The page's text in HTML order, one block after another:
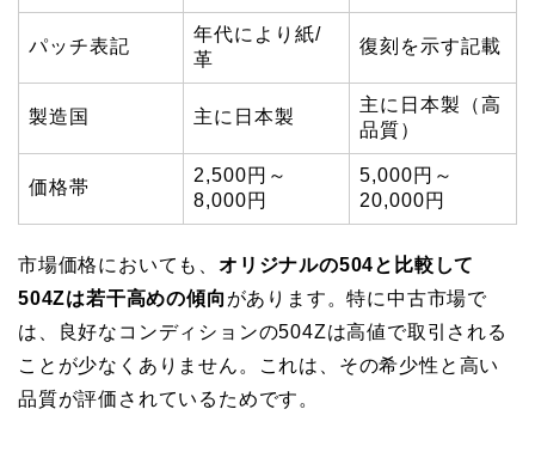
パッチ表記
年代により紙/
革
復刻を示す記載
製造国 主に日本製
主に日本製（高
品質）
価格帯
2,500円～
8,000円
5,000円～
20,000円
市場価格においても、 オリジナルの504と比較して
504Zは若干高めの傾向 があります。特に中古市場で
は、良好なコンディションの504Zは高値で取引される
ことが少なくありません。これは、その希少性と高い
品質が評価されているためです。